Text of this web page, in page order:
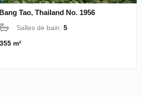
Tao, Thailand No. 1956
Salles de bain:5
355 m²